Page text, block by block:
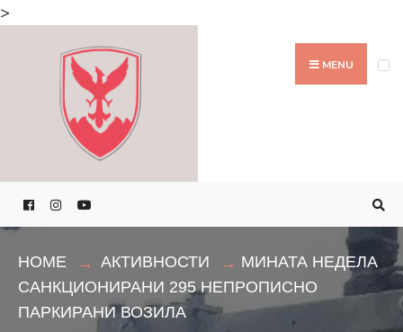
>
MENU
HOME АКТИВНОСТИ
МИНАТА НЕДЕЛА
САНКЦИОНИРАНИ 295 НЕПРОПИСНО
ПАРКИРАНИ ВОЗИЛА